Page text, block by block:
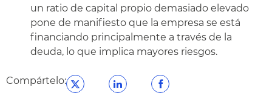
un ratio de capital propio demasiado elevado
pone de manifiesto que la empresa se está
financiando principalmente a través de la
deuda, lo que implica mayores riesgos.
Compártelo: